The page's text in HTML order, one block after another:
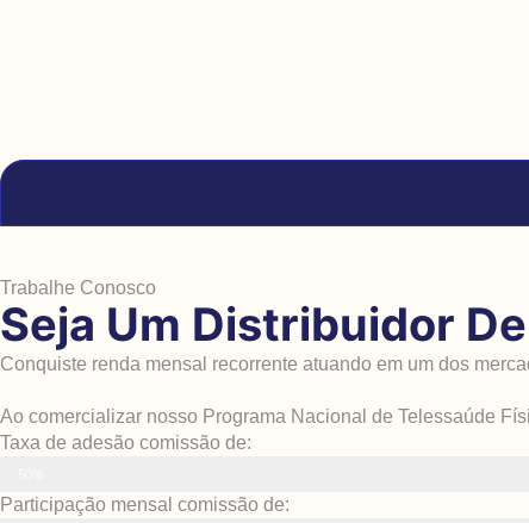
Trabalhe Conosco
Seja Um Distribuidor
Conquiste renda mensal recorrente atuando em um dos
Ao comercializar nosso Programa Nacional de Telessaúde
Taxa de adesão comissão de:
Participação mensal comissão de: